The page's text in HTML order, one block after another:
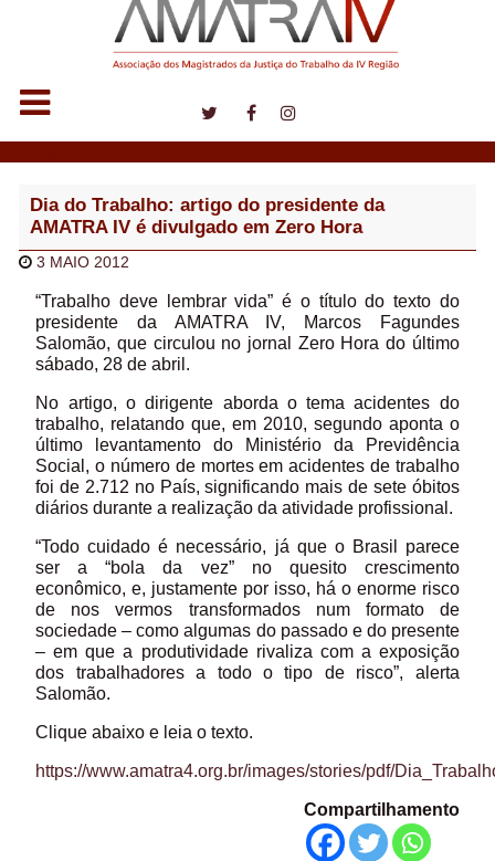
Dia do Trabalho: artigo do presidente da
AMATRA IV é divulgado em Zero Hora
3 MAIO 2012
“Trabalho deve lembrar vida” é o título do texto do
presidente da AMATRA IV, Marcos Fagundes
Salomão, que circulou no jornal Zero Hora do último
sábado, 28 de abril.
No artigo, o dirigente aborda o tema acidentes do
trabalho, relatando que, em 2010, segundo aponta o
último levantamento do Ministério da Previdência
Social, o número de mortes em acidentes de trabalho
foi de 2.712 no País, significando mais de sete óbitos
diários durante a realização da atividade profissional.
“Todo cuidado é necessário, já que o Brasil parece
ser a “bola da vez” no quesito crescimento
econômico, e, justamente por isso, há o enorme risco
de nos vermos transformados num formato de
sociedade – como algumas do passado e do presente
– em que a produtividade rivaliza com a exposição
dos trabalhadores a todo o tipo de risco”, alerta
Salomão.
Clique abaixo e leia o texto.
https://www.amatra4.org.br/images/stories/pdf/
Compartilhamento